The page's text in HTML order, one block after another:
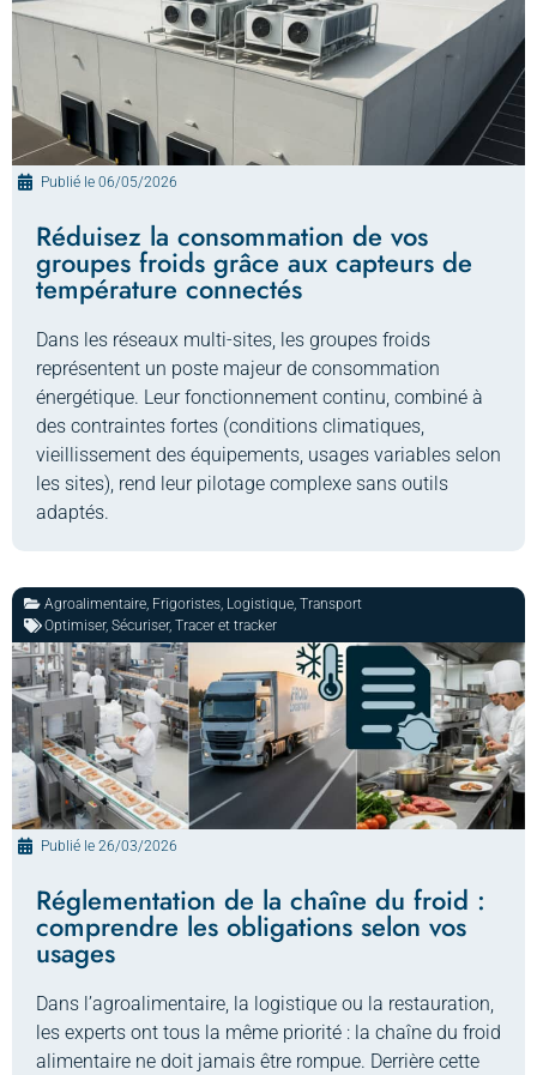
Publié le 06/05/2026
Réduisez la consommation de vos
groupes froids grâce aux capteurs de
température connectés
Dans les réseaux multi-sites, les groupes froids
représentent un poste majeur de consommation
énergétique. Leur fonctionnement continu, combiné à
des contraintes fortes (conditions climatiques,
vieillissement des équipements, usages variables selon
les sites), rend leur pilotage complexe sans outils
adaptés.
Agroalimentaire, Frigoristes, Logistique, Transport
Optimiser, Sécuriser, Tracer et tracker
Publié le 26/03/2026
Réglementation de la chaîne du froid :
comprendre les obligations selon vos
usages
Dans l’agroalimentaire, la logistique ou la restauration,
les experts ont tous la même priorité : la chaîne du froid
alimentaire ne doit jamais être rompue. Derrière cette